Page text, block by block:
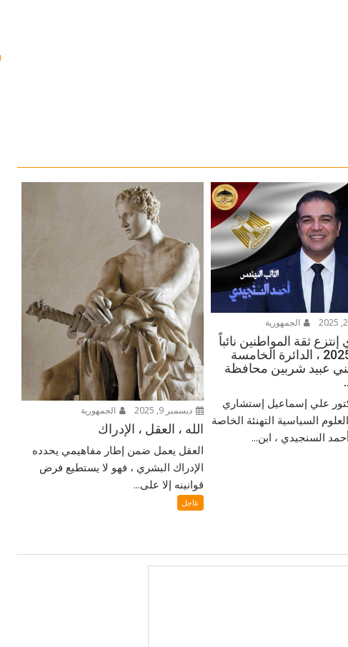
الجمهورية
ثقة المواطنين نائباً
للشعب 2025 ، الدائرة الخامسة
عبيد شربين محافظة
علي إسماعيل إستشاري
السياسية التهنئة الخاصة
السنجيدي ، ابن...
ديسمبر 9, 2025 الجمهورية
الله ، العقل ، الإدراك
العقل يعمل ضمن إطار مفاهيمي يحدده
الإدراك البشري ، فهو لا يستطيع فرض
قوانينه إلا على...
عاجل